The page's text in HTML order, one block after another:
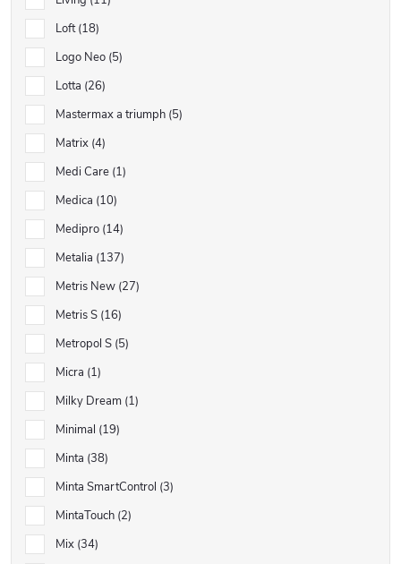
Loft 18
Logo Neo 5
Lotta 26
Mastermax a triumph 5
Matrix 4
Medi Care 1
Medica 10
Medipro 14
Metalia 137
Metris New 27
Metris S 16
Metropol S 5
Micra 1
Milky Dream 1
Minimal 19
Minta 38
Minta SmartControl 3
MintaTouch 2
Mix 34